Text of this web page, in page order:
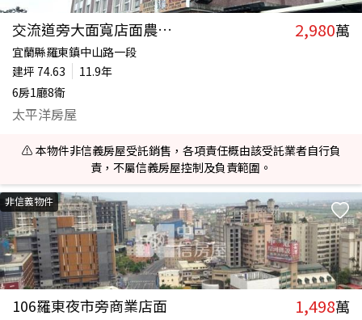
交流道旁大面寬店面農舍B 2,980萬
宜蘭縣羅東鎮中山路一段
建坪 74.63
11.9年
6房1廳8衛
太平洋房屋
⚠️ 本物件非信義房屋受託銷售，各項責任概由該受託業者自行負
責，不屬信義房屋控制及負責範圍。
非信義物件
106羅東夜市旁商業店面 1,498萬